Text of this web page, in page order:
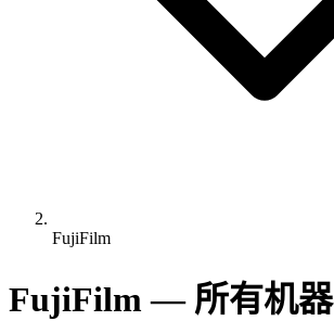
FujiFilm
FujiFilm — 所有机器